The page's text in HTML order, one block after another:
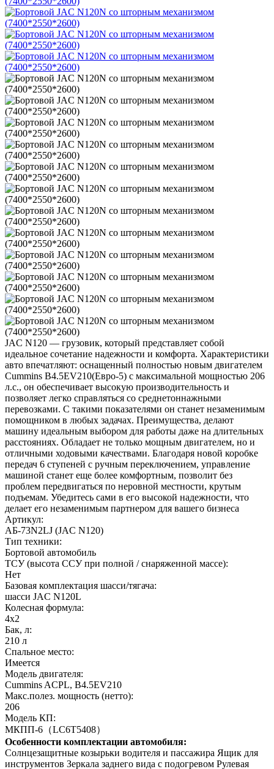
JAC N120 — грузовик, который представляет собой
идеальное сочетание надежности и комфорта. Характеристики
авто впечатляют: оснащенный полностью новым двигателем
Cummins B4.5EV210(Евро-5) с максимальной мощностью 206
л.с., он обеспечивает высокую производительность и
позволяет легко справляться со среднетоннажными
перевозками. С такими показателями он станет незаменимым
помощником в любых задачах. Преимущества, делают
машину идеальным выбором для работы даже на длительных
расстояниях. Обладает не только мощным двигателем, но и
отличными ходовыми качествами. Благодаря новой коробке
передач 6 ступеней с ручным переключением, управление
машиной станет еще более комфортным, позволит без
проблем передвигаться по неровной местности, крутым
подъемам. Убедитесь сами в его высокой надежности, что
делает его незаменимым партнером для вашего бизнеса
Артикул:
АБ-73N2LJ (JAC N120)
Тип техники:
Бортовой автомобиль
ТСУ (высота ССУ при полной / снаряженной массе):
Нет
Базовая комплектация шасси/тягача:
шасси JAC N120L
Колесная формула:
4х2
Бак, л:
210 л
Спальное место:
Имеется
Модель двигателя:
Cummins ACPL, B4.5EV210
Макс.полез. мощность (нетто):
206
Модель КП:
МКПП-6（LC6T5408）
Особенности комплектации автомобиля:
Солнцезащитные козырьки водителя и пассажира Ящик для
инструментов Зеркала заднего вида с подогревом Рулевая